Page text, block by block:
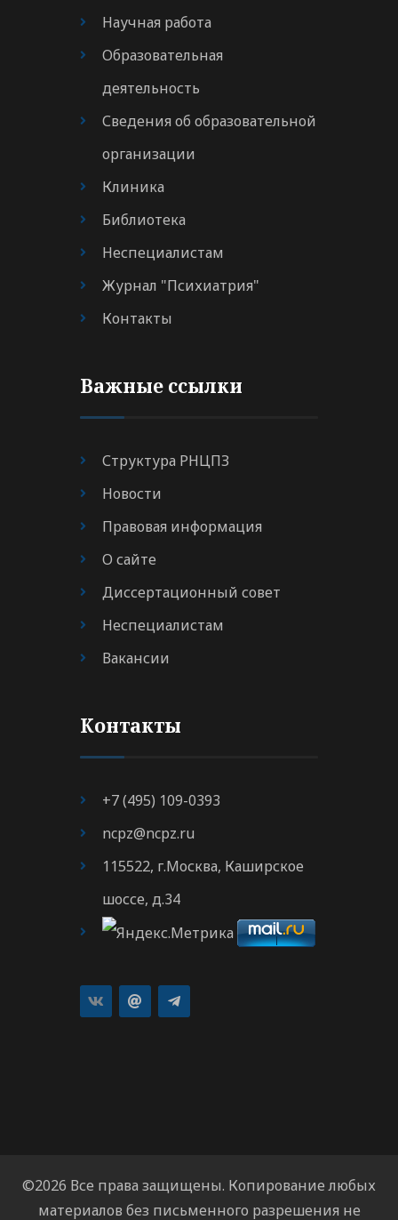
Научная работа
Образовательная
деятельность
Сведения об образовательной
организации
Клиника
Библиотека
Неспециалистам
Журнал "Психиатрия"
Контакты
Важные ссылки
Структура РНЦПЗ
Новости
Правовая информация
О сайте
Диссертационный совет
Неспециалистам
Вакансии
Контакты
+7 (495) 109-0393
ncpz@ncpz.ru
115522, г.Москва, Каширское
шоссе, д.34
©2026 Все права защищены. Копирование любых
материалов без письменного разрешения не